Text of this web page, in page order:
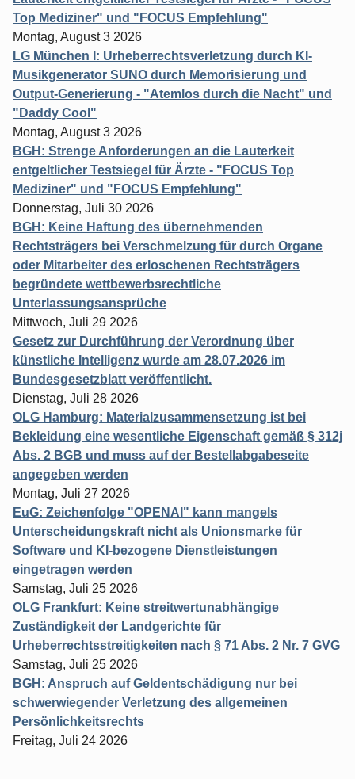
Top Mediziner" und "FOCUS Empfehlung"
Montag, August 3 2026
LG München I: Urheberrechtsverletzung durch KI-
Musikgenerator SUNO durch Memorisierung und
Output-Generierung - "Atemlos durch die Nacht" und
"Daddy Cool"
Montag, August 3 2026
BGH: Strenge Anforderungen an die Lauterkeit
entgeltlicher Testsiegel für Ärzte - "FOCUS Top
Mediziner" und "FOCUS Empfehlung"
Donnerstag, Juli 30 2026
BGH: Keine Haftung des übernehmenden
Rechtsträgers bei Verschmelzung für durch Organe
oder Mitarbeiter des erloschenen Rechtsträgers
begründete wettbewerbsrechtliche
Unterlassungsansprüche
Mittwoch, Juli 29 2026
Gesetz zur Durchführung der Verordnung über
künstliche Intelligenz wurde am 28.07.2026 im
Bundesgesetzblatt veröffentlicht.
Dienstag, Juli 28 2026
OLG Hamburg: Materialzusammensetzung ist bei
Bekleidung eine wesentliche Eigenschaft gemäß § 312j
Abs. 2 BGB und muss auf der Bestellabgabeseite
angegeben werden
Montag, Juli 27 2026
EuG: Zeichenfolge "OPENAI" kann mangels
Unterscheidungskraft nicht als Unionsmarke für
Software und KI-bezogene Dienstleistungen
eingetragen werden
Samstag, Juli 25 2026
OLG Frankfurt: Keine streitwertunabhängige
Zuständigkeit der Landgerichte für
Urheberrechtsstreitigkeiten nach § 71 Abs. 2 Nr. 7 GVG
Samstag, Juli 25 2026
BGH: Anspruch auf Geldentschädigung nur bei
schwerwiegender Verletzung des allgemeinen
Persönlichkeitsrechts
Freitag, Juli 24 2026